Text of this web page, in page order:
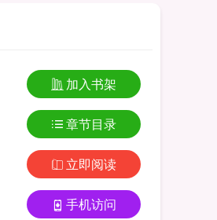
加入书架
章节目录
立即阅读
手机访问